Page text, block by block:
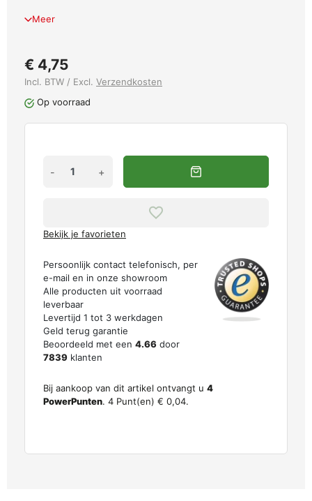
Meer
€ 4,75
Incl. BTW / Excl. Verzendkosten
Op voorraad
- +
Bekijk je favorieten
Persoonlijk contact telefonisch, per
e-mail en in onze showroom
Alle producten uit voorraad
leverbaar
Levertijd 1 tot 3 werkdagen
Geld terug garantie
Beoordeeld met een 4.66 door
7839 klanten
Bij aankoop van dit artikel ontvangt u 4
PowerPunten. 4 Punt(en) € 0,04.